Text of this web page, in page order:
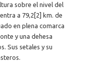
sobre el nivel del
a 79,2[2] km. de
en plena comarca
y una dehesa
Sus setales y su